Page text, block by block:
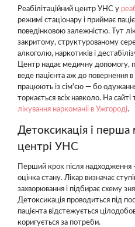
Реабілітаційний центр УНС у
режимі стаціонару і приймає
поведінковою залежністю. Тут
закритому, структурованому
алкоголю, наркотиків і
Центр надає медичну допомогу,
веде пацієнта аж до повернення
працюють із сім'єю — бо
торкається всіх навколо. На
лікування наркоманії в Ужгороді.
Детоксикація і
центрі УНС
Перший крок після надходження
оцінка стану. Лікар визначає
захворювання і підбирає схему
Детоксикація проводиться під
пацієнта відстежується
коригується за потреби.